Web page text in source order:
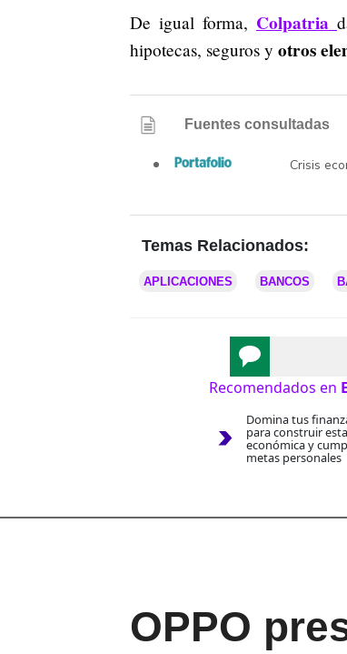
De igual forma, Colpatria
hipotecas, seguros y otros
Fuentes consultadas
Crisis
Temas Relacionados:
APLICACIONES BANCOS
Recomendados en
Domina tus
para construir
económica y
metas personales
OPPO